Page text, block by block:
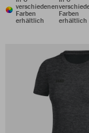
verschiedenen
Farben
erhältlich
Farben
erhältlich